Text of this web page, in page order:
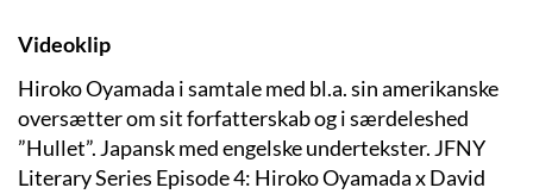
Videoklip
Hiroko Oyamada i samtale med bl.a. sin amerikanske
oversætter om sit forfatterskab og i særdeleshed
”Hullet”. Japansk med engelske undertekster. JFNY
Literary Series Episode 4: Hiroko Oyamada x David